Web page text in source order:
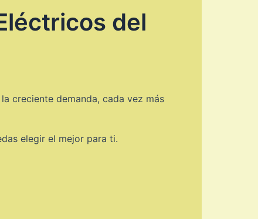
del
creciente demanda, cada vez más
elegir el mejor para ti.